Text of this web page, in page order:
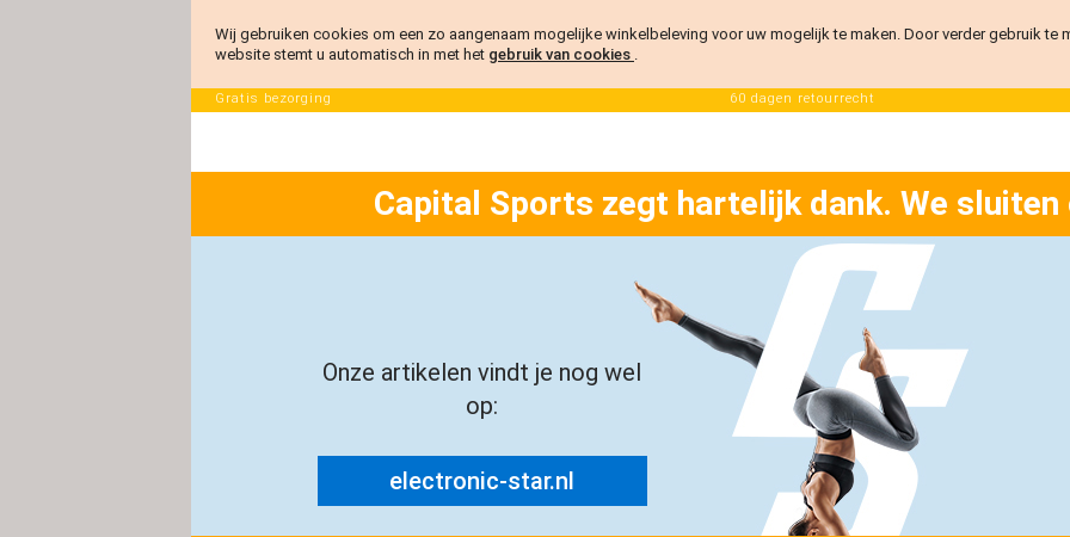
Capital Sports zegt hartelijk dank. We sluiten
Onze artikelen vindt je nog wel
op:
electronic-star.nl
Gratis bezorging 60 dagen retourrecht
Wij gebruiken cookies om een zo aangenaam mogelijke winkelbeleving voor uw mogelijk te maken. Door verder gebruik te
website stemt u automatisch in met het gebruik van cookies .